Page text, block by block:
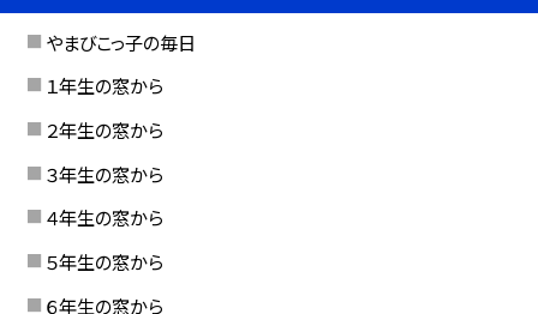
やまびこっ子の毎日
１年生の窓から
２年生の窓から
３年生の窓から
４年生の窓から
５年生の窓から
６年生の窓から